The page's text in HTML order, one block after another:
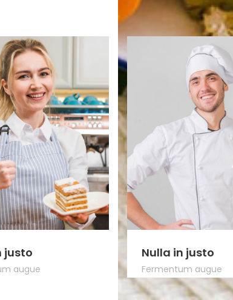
justo
augue
Nulla in justo
Fermentum augue